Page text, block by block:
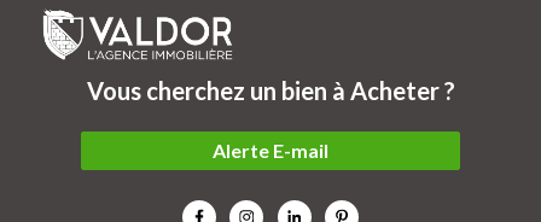
Vous cherchez un bien à Acheter ?
Alerte E-mail